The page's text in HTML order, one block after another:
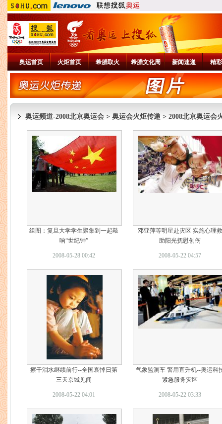
奥运首页 火炬首页 希腊取火 希腊文化周 新闻速递 精
奥运频道-2008北京奥运会 > 奥运会火炬传递 > 2008北京奥运会
组图：复旦大学学生聚集到一起敲
响“世纪钟”
2008-05-28 00:42
邓亚萍等明星赴灾区 实施心理救
助阳光抚慰创伤
2008-05-22 04:57
擦干泪水继续前行--全国哀悼日第
三天京城见闻
2008-05-22 04:01
气象监测车 警用直升机--奥运科
紧急服务灾区
2008-05-22 03:33